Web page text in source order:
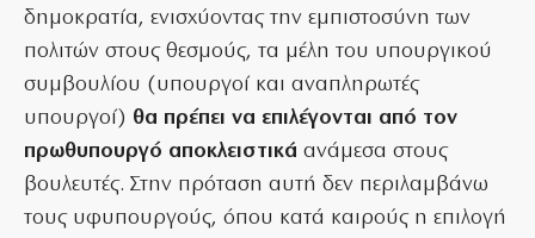
δημοκρατία, ενισχύοντας την εμπιστοσύνη των
πολιτών στους θεσμούς, τα μέλη του υπουργικού
συμβουλίου (υπουργοί και αναπληρωτές
υπουργοί) θα πρέπει να επιλέγονται από τον
πρωθυπουργό αποκλειστικά ανάμεσα στους
βουλευτές. Στην πρόταση αυτή δεν περιλαμβάνω
τους υφυπουργούς, όπου κατά καιρούς η επιλογή